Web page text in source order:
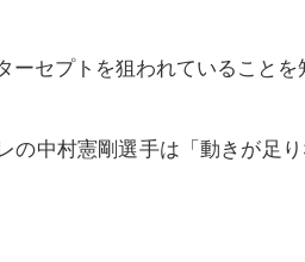
ーセプトを狙われていることを
の中村憲剛選手は「動きが足